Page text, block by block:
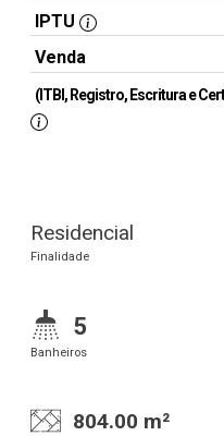
IPTU
Venda
(ITBI, Registro, Escritura e
Residencial
Finalidade
5
Banheiros
804.00 m²